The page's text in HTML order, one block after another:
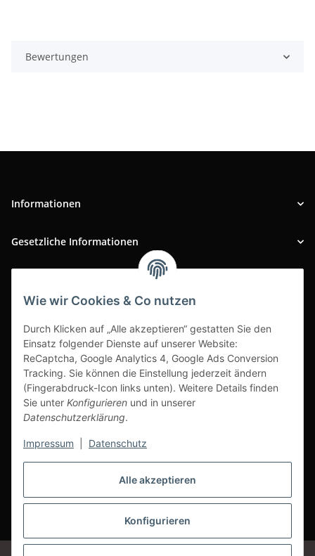
Alle akzeptieren
Konfigurieren
Wie wir Cookies & Co nutzen
Durch Klicken auf „Alle akzeptieren“ gestatten Sie den
Einsatz folgender Dienste auf unserer Website:
ReCaptcha, Google Analytics 4, Google Ads Conversion
Tracking. Sie können die Einstellung jederzeit ändern
(Fingerabdruck-Icon links unten). Weitere Details finden
Sie unter Konfigurieren und in unserer
Datenschutzerklärung.
Impressum Datenschutz
Bewertungen
Informationen
Gesetzliche Informationen
Vertrag widerrufen
* Alle Preise inkl. gesetzlicher USt., zzgl.Versand